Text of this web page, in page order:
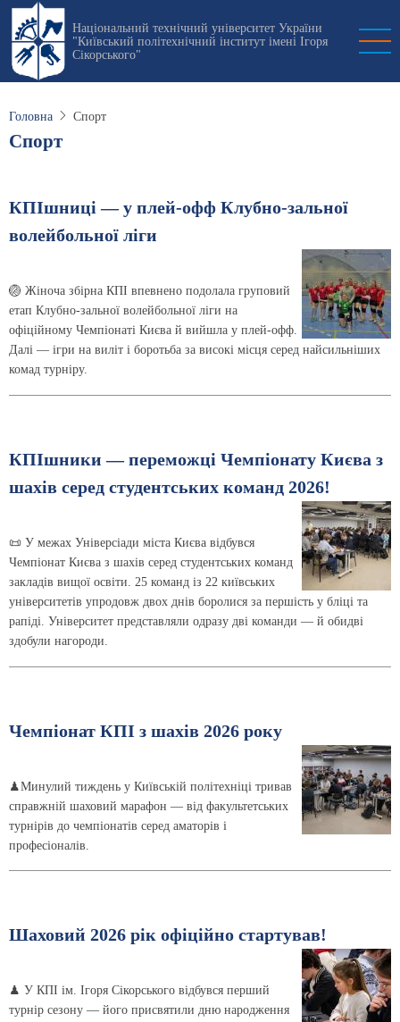
Перейти
основного
вмісту
Національний технічний університет України
"Київський політехнічний інститут імені Ігоря
Сікорського"
Головна Спорт
Спорт
КПІшниці — у плей-офф Клубно-зальної
волейбольної ліги
🏐 Жіноча збірна КПІ впевнено подолала груповий
етап Клубно-зальної волейбольної ліги на
офіційному Чемпіонаті Києва й вийшла у плей-офф.
Далі — ігри на виліт і боротьба за високі місця серед найсильніших
комад турніру.
КПІшники — переможці Чемпіонату Києва з
шахів серед студентських команд 2026!
📜 У межах Універсіади міста Києва відбувся
Чемпіонат Києва з шахів серед студентських команд
закладів вищої освіти. 25 команд із 22 київських
університетів упродовж двох днів боролися за першість у бліці та
рапіді. Університет представляли одразу дві команди — й обидві
здобули нагороди.
Чемпіонат КПІ з шахів 2026 року
♟Минулий тиждень у Київській політехніці тривав
справжній шаховий марафон — від факультетських
турнірів до чемпіонатів серед аматорів і
професіоналів.
Шаховий 2026 рік офіційно стартував!
♟ У КПІ ім. Ігоря Сікорського відбувся перший
турнір сезону — його присвятили дню народження